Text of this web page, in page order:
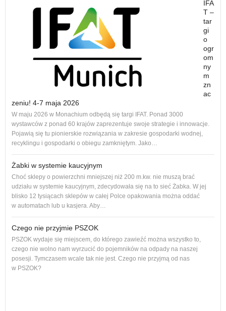
IFA
T –
tar
gi
o
ogr
om
ny
m
zn
ac
zeniu! 4-7 maja 2026
W maju 2026 w Monachium odbędą się targi IFAT. Ponad 3000
wystawców z ponad 60 krajów zaprezentuje swoje strategie i innowacje.
Pojawią się tu pionierskie rozwiązania w zakresie gospodarki wodnej,
recyklingu i gospodarki o obiegu zamkniętym. Jako…
Żabki w systemie kaucyjnym
Choć sklepy o powierzchni mniejszej niż 200 m.kw. nie muszą brać
udziału w systemie kaucyjnym, zdecydowała się na to sieć Żabka. W jej
blisko 12 tysiącach sklepów w całej Polce opakowania można oddać
w automatach lub u kasjera. Aby…
Czego nie przyjmie PSZOK
PSZOK wydaje się miejscem, do którego zawieźć można wszystko to,
czego nie wolno nam wyrzucić do pojemników na odpady na naszej
posesji. Tymczasem wcale tak nie jest. Czego nie przyjmą od nas
w PSZOK?